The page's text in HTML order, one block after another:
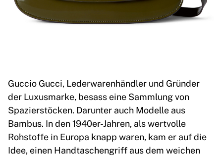
Guccio Gucci, Lederwarenhändler und Gründer
der Luxusmarke, besass eine Sammlung von
Spazierstöcken. Darunter auch Modelle aus
Bambus. In den 1940er-Jahren, als wertvolle
Rohstoffe in Europa knapp waren, kam er auf die
Idee, einen Handtaschengriff aus dem weichen